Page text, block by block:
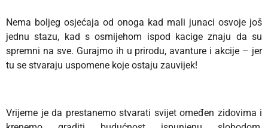
Nema boljeg osjećaja od onoga kad mali junaci osvoje još
jednu stazu, kad s osmijehom ispod kacige znaju da su
spremni na sve. Gurajmo ih u prirodu, avanture i akcije – jer
tu se stvaraju uspomene koje ostaju zauvijek!
Vrijeme je da prestanemo stvarati svijet omeđen zidovima i